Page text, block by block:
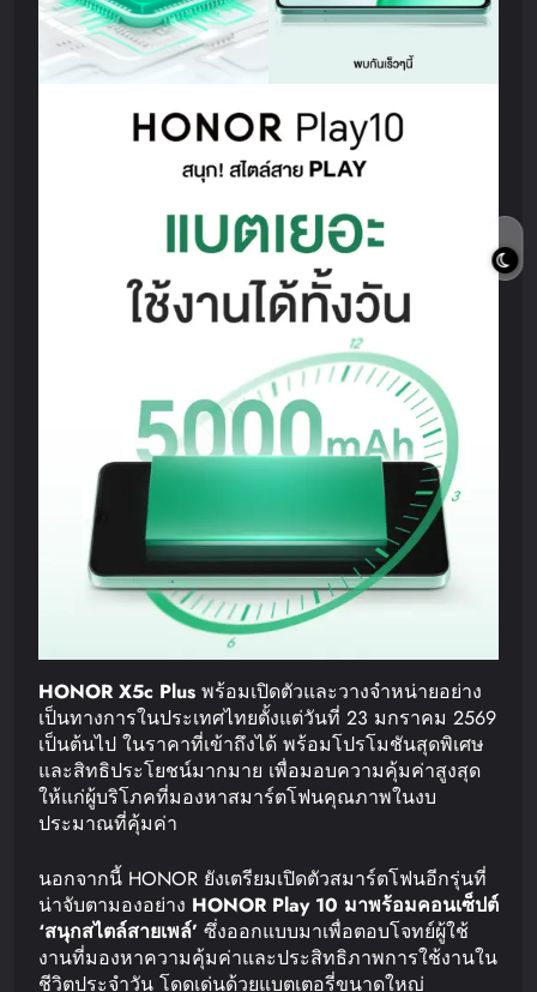
HONOR X5c Plus พร้อมเปิดตัวและวางจำหน่ายอย่าง
เป็นทางการในประเทศไทยตั้งแต่วันที่ 23 มกราคม 2569
เป็นต้นไป ในราคาที่เข้าถึงได้ พร้อมโปรโมชันสุดพิเศษ
และสิทธิประโยชน์มากมาย เพื่อมอบความคุ้มค่าสูงสุด
ให้แก่ผู้บริโภคที่มองหาสมาร์ตโฟนคุณภาพในงบ
ประมาณที่คุ้มค่า
นอกจากนี้ HONOR ยังเตรียมเปิดตัวสมาร์ตโฟนอีกรุ่นที่
น่าจับตามองอย่าง HONOR Play 10 มาพร้อมคอนเซ็ปต์
‘สนุกสไตล์สายเพล์’ ซึ่งออกแบบมาเพื่อตอบโจทย์ผู้ใช้
งานที่มองหาความคุ้มค่าและประสิทธิภาพการใช้งานใน
ชีวิตประจำวัน โดดเด่นด้วยแบตเตอรี่ขนาดใหญ่